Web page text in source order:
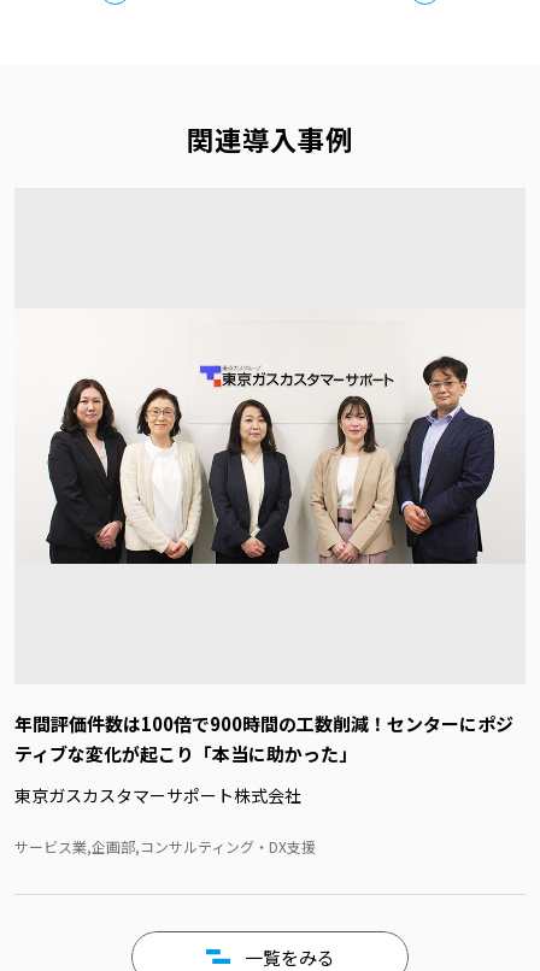
関連導入事例
年間評価件数は100倍で900時間の工数削減！センターにポジ
ティブな変化が起こり「本当に助かった」
東京ガスカスタマーサポート株式会社
サービス業,企画部,コンサルティング・DX支援
一覧をみる